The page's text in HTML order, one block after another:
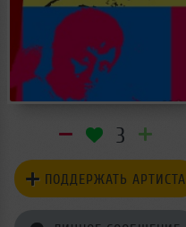
3
ПОДДЕРЖАТЬ АРТИСТА